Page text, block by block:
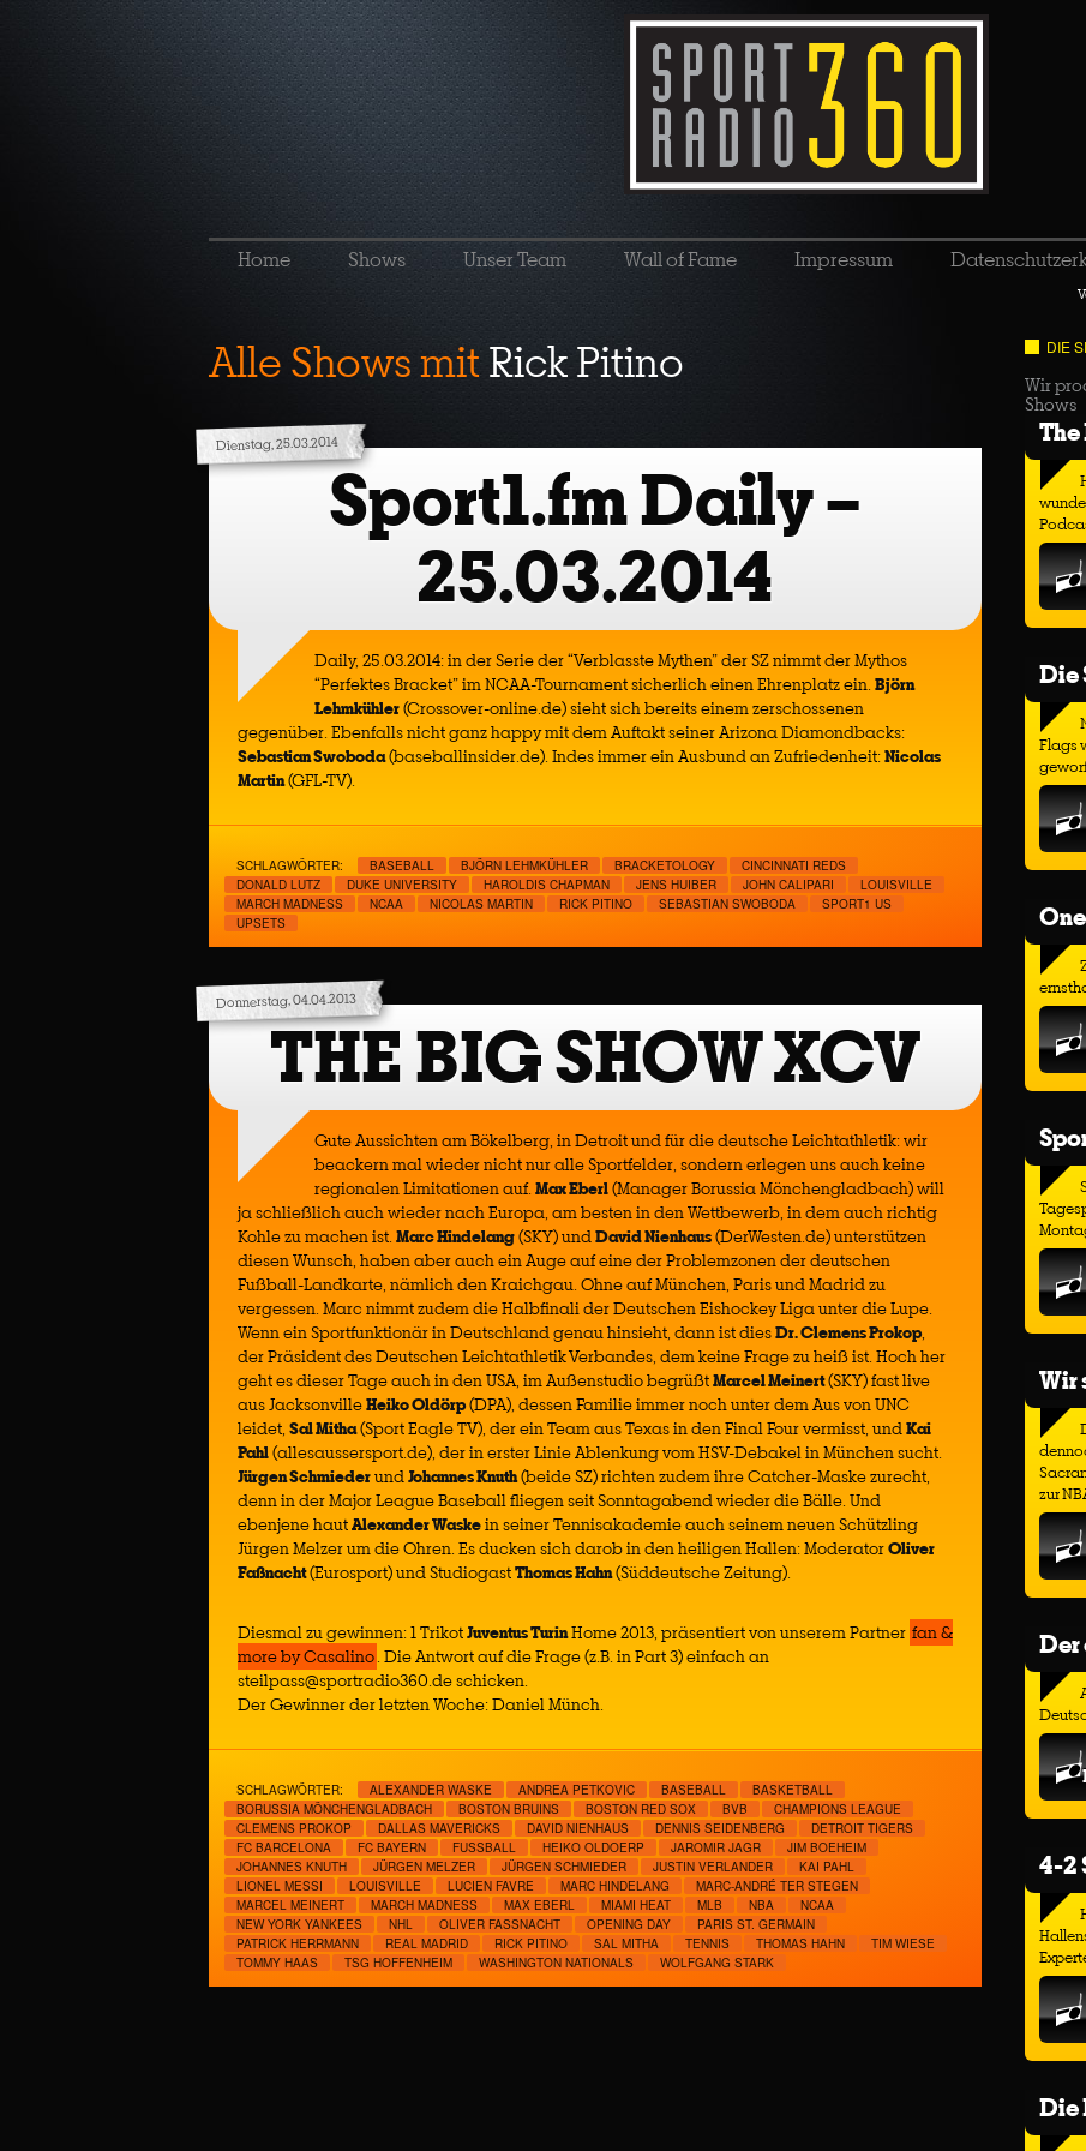
Home Shows Unser Team Wall of Fame Impressum
Alle Shows mitRick Pitino
Dienstag, 25.03.2014
Sport1.fm Daily –
25.03.2014
Daily, 25.03.2014: in der Serie der “Verblasste Mythen” der SZ nimmt der Mythos
“Perfektes Bracket” im NCAA-Tournament sicherlich einen Ehrenplatz ein.Björn
Lehmkühler(Crossover-online.de) sieht sich bereits einem zerschossenen
gegenüber. Ebenfalls nicht ganz happy mit dem Auftakt seiner Arizona Diamondbacks:
Sebastian Swoboda(baseballinsider.de). Indes immer ein Ausbund an Zufriedenheit:Nicolas
Martin(GFL-TV).
SCHLAGWÖRTER: BASEBALL BJÖRN LEHMKÜHLER BRACKETOLOGY
CINCINNATI REDS
DONALD LUTZ
DUKE UNIVERSITY HAROLDIS CHAPMAN JENS HUIBER JOHN CALIPARI
LOUISVILLE
MARCH MADNESS
NCAA NICOLAS MARTIN RICK PITINO SEBASTIAN SWOBODA
SPORT1 US
UPSETS
Donnerstag, 04.04.2013
THE BIG SHOW XCV
Gute Aussichten am Bökelberg, in Detroit und für die deutsche Leichtathletik: wir
beackern mal wieder nicht nur alle Sportfelder, sondern erlegen uns auch keine
regionalen Limitationen auf.Max Eberl(Manager Borussia Mönchengladbach) will
ja schließlich auch wieder nach Europa, am besten in den Wettbewerb, in dem auch richtig
Kohle zu machen ist.Marc Hindelang(SKY) undDavid Nienhaus(DerWesten.de) unterstützen
diesen Wunsch, haben aber auch ein Auge auf eine der Problemzonen der deutschen
Fußball-Landkarte, nämlich den Kraichgau. Ohne auf München, Paris und Madrid zu
vergessen. Marc nimmt zudem die Halbfinali der Deutschen Eishockey Liga unter die Lupe.
Wenn ein Sportfunktionär in Deutschland genau hinsieht, dann ist diesDr. Clemens Prokop,
der Präsident des Deutschen Leichtathletik Verbandes, dem keine Frage zu heiß ist. Hoch her
geht es dieser Tage auch in den USA, im Außenstudio begrüßtMarcel Meinert(SKY) fast live
aus JacksonvilleHeiko Oldörp(DPA), dessen Familie immer noch unter dem Aus von UNC
leidet, Sal Mitha(Sport Eagle TV), der ein Team aus Texas in den Final Four vermisst, undKai
Pahl(allesaussersport.de), der in erster Linie Ablenkung vom HSV-Debakel in München sucht.
Jürgen SchmiederundJohannes Knuth(beide SZ) richten zudem ihre Catcher-Maske zurecht,
denn in der Major League Baseball fliegen seit Sonntagabend wieder die Bälle. Und
ebenjene hautAlexander Waskein seiner Tennisakademie auch seinem neuen Schützling
Jürgen Melzer um die Ohren. Es ducken sich darob in den heiligen Hallen: ModeratorOliver
Faßnacht(Eurosport) und StudiogastThomas Hahn(Süddeutsche Zeitung).
Diesmal zu gewinnen: 1 TrikotJuventus TurinHome 2013, präsentiert von unserem Partner fan &
more by Casalino. Die Antwort auf die Frage (z.B. in Part 3) einfach an
steilpass@sportradio360.de schicken.
Der Gewinner der letzten Woche: Daniel Münch.
SCHLAGWÖRTER: ALEXANDER WASKE ANDREA PETKOVIC BASEBALL
BASKETBALL
BORUSSIA MÖNCHENGLADBACH
BOSTON BRUINS BOSTON RED SOX BVB
CHAMPIONS LEAGUE
CLEMENS PROKOP
DALLAS MAVERICKS DAVID NIENHAUS DENNIS SEIDENBERG
DETROIT TIGERS
FC BARCELONA
FC BAYERN FUSSBALL HEIKO OLDOERP JAROMIR JAGR
JIM BOEHEIM
JOHANNES KNUTH
JÜRGEN MELZER JÜRGEN SCHMIEDER JUSTIN VERLANDER
KAI PAHL
LIONEL MESSI
LOUISVILLE LUCIEN FAVRE MARC HINDELANG
MARC-ANDRÉ TER STEGEN
MARCEL MEINERT
MARCH MADNESS MAX EBERL MIAMI HEAT MLB NBA
NCAA
NEW YORK YANKEES
NHL OLIVER FASSNACHT OPENING DAY
PARIS ST. GERMAIN
PATRICK HERRMANN
REAL MADRID RICK PITINO SAL MITHA TENNIS THOMAS HAHN
TIM WIESE
TOMMY HAAS
TSG HOFFENHEIM WASHINGTON NATIONALS WOLFGANG STARK
DIE
Wir
Shows
Die
Flags
Wir
zur
Der
4-2
Die